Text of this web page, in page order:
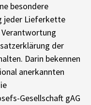
besondere
jeder Lieferkette
der
Darin bekennen
anerkannten
Gesellschaft gAG